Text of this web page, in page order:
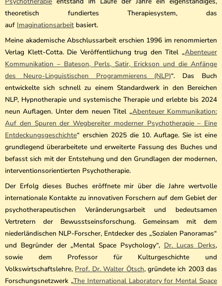
theoretisch fundiertes Therapiesystem, das
auf Imaginationsarbeit basiert.
Meine akademische Abschlussarbeit erschien 1996 im renommierten
Verlag Klett-Cotta. Die Veröffentlichung trug den Titel „Abenteuer
Kommunikation – Bateson, Perls, Satir, Erickson und die Anfänge
des Neuro-Linguistischen Programmierens (NLP)“. Das Buch
entwickelte sich schnell zu einem Standardwerk in den Bereichen
NLP, Hypnotherapie und systemische Therapie und erlebte bis 2024
neun Auflagen. Unter dem neuen Titel „Abenteuer Kommunikation:
Auf den Spuren der Wegbereiter moderner Psychotherapie – Eine
Entdeckungsgeschichte“ erschien 2025 die 10. Auflage. Sie ist eine
grundlegend überarbeitete und erweiterte Fassung des Buches und
befasst sich mit der Entstehung und den Grundlagen der modernen,
interventionsorientierten Psychotherapie.
Der Erfolg dieses Buches eröffnete mir über die Jahre wertvolle
internationale Kontakte zu innovativen Forschern auf dem Gebiet der
psychotherapeutischen Veränderungsarbeit und bedeutsamen
Vertretern der Bewusstseinsforschung. Gemeinsam mit dem
niederländischen NLP-Forscher, Entdecker des „Sozialen Panoramas“
und Begründer der „Mental Space Psychology“, Dr. Lucas Derks,
sowie dem Professor für Kulturgeschichte und
Volkswirtschaftslehre, Prof. Dr. Walter Ötsch, gründete ich 2003 das
Forschungsnetzwerk „The International Laboratory for Mental Space